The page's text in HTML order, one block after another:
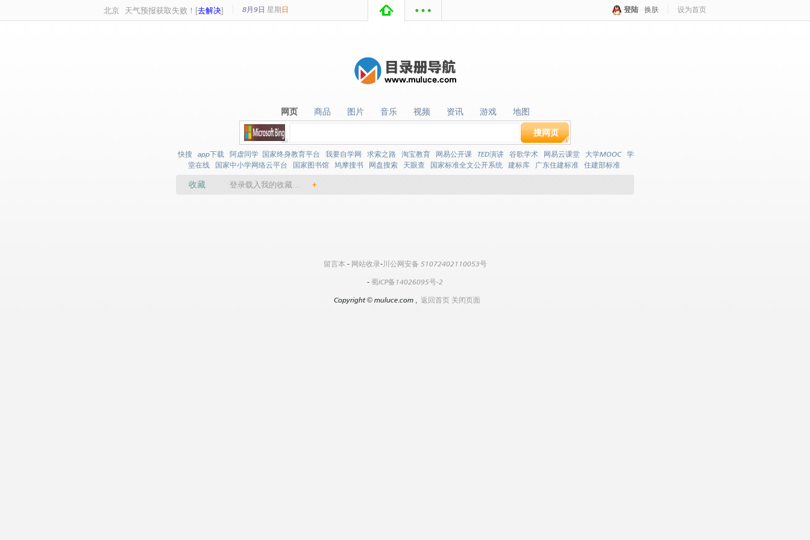
北京 天气预报获取失败！[去解决] 8月9日 星期 日 登陆 换肤 设为首页
网页
网页 商品
商品 图片
图片 音乐
音乐 视频
视频 资讯
资讯 游戏
游戏 地图
地图
搜网页
快搜 app下载 阿虚同学 国家终身教育平台 我要自学网 求索之路 淘宝教育 网易公开课 TED演讲 谷歌学术 网易云课堂 大学MOOC 学
堂在线
国家中小学网络云平台 国家图书馆 鸠摩搜书 网盘搜索 天眼查 国家标准全文公开系统 建标库 广东住建标准 住建部标准
收藏 登录载入我的收藏… +
留言本 - 网站收录-川公网安备 51072402110053号
- 蜀ICP备14026095号-2
Copyright©muluce.com , 返回首页 关闭页面